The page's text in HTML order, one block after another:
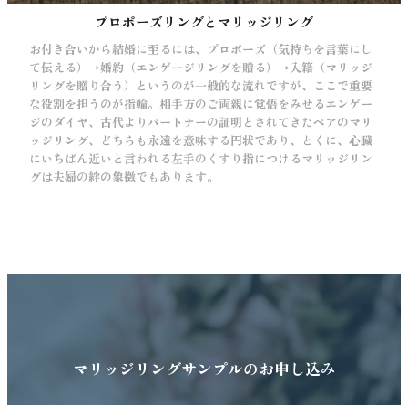
プロポーズリングとマリッジリング
お付き合いから結婚に至るには、プロポーズ（気持ちを言葉にし
て伝える）→婚約（エンゲージリングを贈る）→入籍（マリッジ
リングを贈り合う）というのが一般的な流れですが、ここで重要
な役割を担うのが指輪。相手方のご両親に覚悟をみせるエンゲー
ジのダイヤ、古代よりパートナーの証明とされてきたペアのマリ
ッジリング、どちらも永遠を意味する円状であり、とくに、心臓
にいちばん近いと言われる左手のくすり指につけるマリッジリン
グは夫婦の絆の象徴でもあります。
マリッジリングサンプルのお申し込み